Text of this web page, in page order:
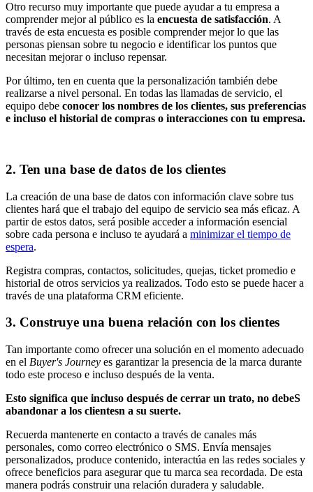
Otro recurso muy importante que puede ayudar a tu empresa a
comprender mejor al público es la encuesta de satisfacción. A
través de esta encuesta es posible comprender mejor lo que las
personas piensan sobre tu negocio e identificar los puntos que
necesitan mejorar o incluso repensar.
Por último, ten en cuenta que la personalización también debe
realizarse a nivel personal. En todas las llamadas de servicio, el
equipo debe conocer los nombres de los clientes, sus preferencias
e incluso el historial de compras o interacciones con tu empresa.
2. Ten una base de datos de los clientes
La creación de una base de datos con información clave sobre tus
clientes hará que el trabajo del equipo de servicio sea más eficaz. A
partir de estos datos, será posible acceder a información esencial
sobre cada persona e incluso te ayudará a minimizar el tiempo de
espera.
Registra compras, contactos, solicitudes, quejas, ticket promedio e
historial de otros servicios ya realizados. Todo esto se puede hacer a
través de una plataforma CRM eficiente.
3. Construye una buena relación con los clientes
Tan importante como ofrecer una solución en el momento adecuado
en el Buyer's Journey es garantizar la presencia de la marca durante
todo este proceso e incluso después de la venta.
Esto significa que incluso después de cerrar un trato, no debeS
abandonar a los clientesn a su suerte.
Recuerda mantenerte en contacto a través de canales más
personales, como correo electrónico o SMS. Envía mensajes
personalizados, produce contenido, interactúa en las redes sociales y
ofrece beneficios para asegurar que tu marca sea recordada. De esta
manera podrás construir una relación duradera y saludable.